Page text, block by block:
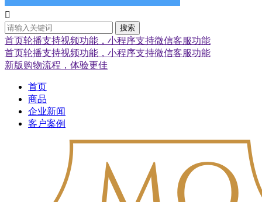

搜索
首页轮播支持视频功能，小程序支持微信客服功能
首页轮播支持视频功能，小程序支持微信客服功能
新版购物流程，体验更佳
首页
商品
企业新闻
客户案例